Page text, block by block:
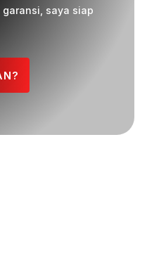
saya siap